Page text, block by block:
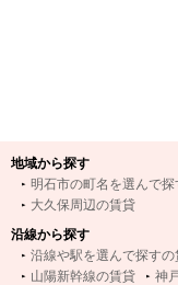
地域から探す
明石市の町名を選んで探
大久保周辺の賃貸
沿線から探す
沿線や駅を選んで探すの
山陽新幹線の賃貸
神